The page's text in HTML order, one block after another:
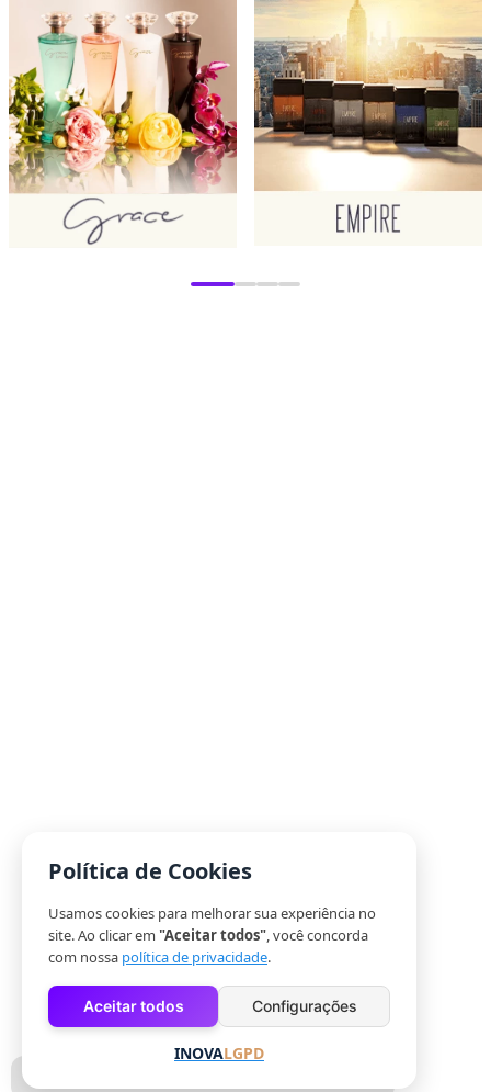
Política de Cookies
Usamos cookies para melhorar sua experiência no
site. Ao clicar em "Aceitar todos", você concorda
com nossa política de privacidade.
Aceitar todos Configurações
INOVALGPD